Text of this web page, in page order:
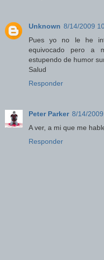
Unknown 8/14/2009
Pues yo no le he
equivocado pero a
estupendo de humor
Salud
Responder
Peter Parker 8/14/
A ver, a mi que me
Responder